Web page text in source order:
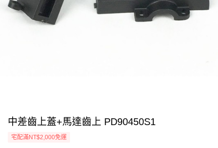
中差齒上蓋+馬達齒上 PD90450S1
宅配滿NT$2,000免運